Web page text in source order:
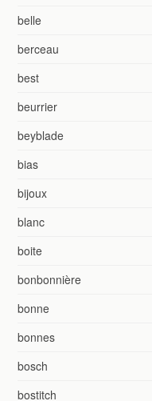
belle
berceau
best
beurrier
beyblade
bias
bijoux
blanc
boite
bonbonnière
bonne
bonnes
bosch
bostitch